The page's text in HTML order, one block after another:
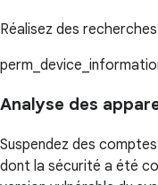
Réalisez des
Analyse des
Suspendez des
dont la sécurité a été